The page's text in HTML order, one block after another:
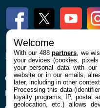
FacebookTwitter
ENTREPRISE
Qui sommes nous
Mentions légales et CGU
Welcome
With our 488partners , we
your devices (cookies,
your personal data with
website or in our emails,
later, including in other
Processing this data
loyalty programs, IP, postal
geolocation, etc.) allows